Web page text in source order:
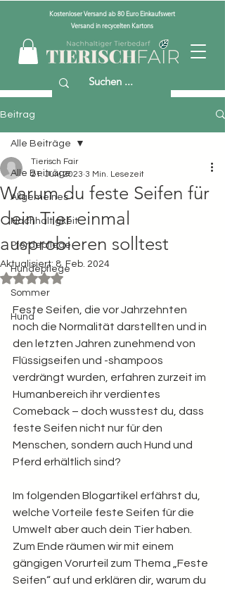
Kostenloser Versand ab 80 Euro Einkaufswert
Versand in recycelten Kartons
Beitrag
Alle Beiträge
Allgemeines
Nachhaltigkeit
Pferdepflege
Hundepflege
Sommer
Hund
Alle Beiträge
Warum du feste Seifen für
dein Tier einmal
ausprobieren solltest
Tierisch Fair
21. Juni 2023 3 Min. Lesezeit
Aktualisiert: 8. Feb. 2024
Mit NaN von 5 Sternen bewertet.
Feste Seifen, die vor Jahrzehnten
noch die Normalität darstellten und in
den letzten Jahren zunehmend von
Flüssigseifen und -shampoos
verdrängt wurden, erfahren zurzeit im
Humanbereich ihr verdientes
Comeback – doch wusstest du, dass
feste Seifen nicht nur für den
Menschen, sondern auch Hund und
Pferd erhältlich sind?
Im folgenden Blogartikel erfährst du,
welche Vorteile feste Seifen für die
Umwelt aber auch dein Tier haben.
Zum Ende räumen wir mit einem
gängigen Vorurteil zum Thema „Feste
Seifen“ auf und erklären dir, warum du